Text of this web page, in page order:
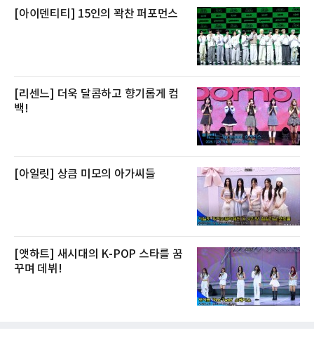
[아이덴티티] 15인의 꽉찬 퍼포먼스
[리센느] 더욱 달콤하고 향기롭게 컴
백!
[아일릿] 상큼 미모의 아가씨들
[앳하트] 새시대의 K-POP 스타를 꿈
꾸며 데뷔!